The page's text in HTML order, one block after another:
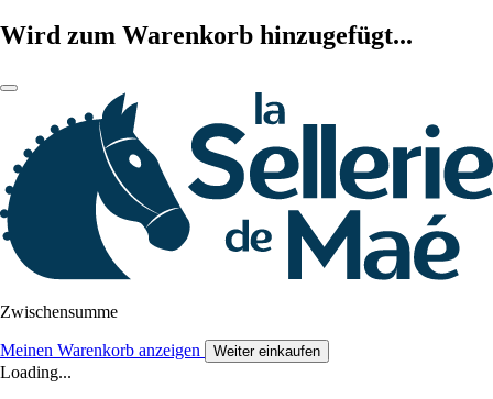
Wird zum Warenkorb hinzugefügt...
Zwischensumme
Meinen Warenkorb anzeigen Weiter einkaufen
Loading...